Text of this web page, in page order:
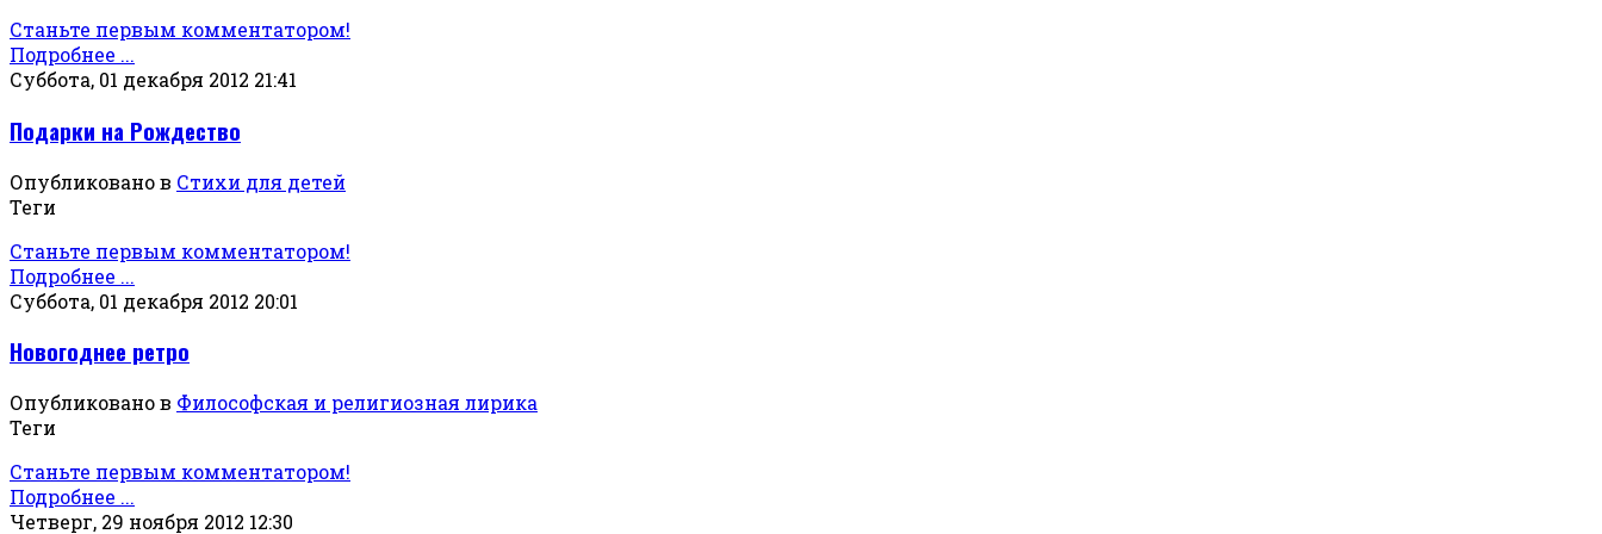
Станьте первым комментатором!
Подробнее ...
Суббота, 01 декабря 2012 21:41
Подарки на Рождество
Опубликовано в Стихи для детей
Теги
Станьте первым комментатором!
Подробнее ...
Суббота, 01 декабря 2012 20:01
Новогоднее ретро
Опубликовано в Философская и религиозная лирика
Теги
Станьте первым комментатором!
Подробнее ...
Четверг, 29 ноября 2012 12:30